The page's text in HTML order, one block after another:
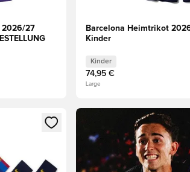
2026/27
Barcelona Heimtrikot
Kinder
Kinder
74,95 €
Large
Anmelden oder Registrieren als Mitglied